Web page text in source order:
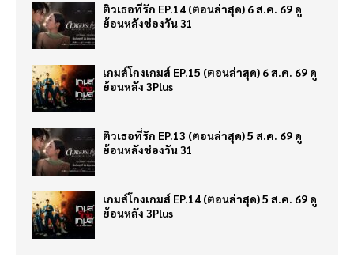
ติวเธอที่รัก EP.14 (ตอนล่าสุด) 6 ส.ค. 69 ดู
ย้อนหลังช่องวัน 31
เกมส์โกงเกมส์ EP.15 (ตอนล่าสุด) 6 ส.ค. 69 ดู
ย้อนหลัง 3Plus
ติวเธอที่รัก EP.13 (ตอนล่าสุด) 5 ส.ค. 69 ดู
ย้อนหลังช่องวัน 31
เกมส์โกงเกมส์ EP.14 (ตอนล่าสุด) 5 ส.ค. 69 ดู
ย้อนหลัง 3Plus